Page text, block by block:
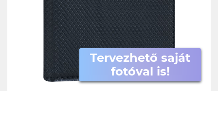
Tervezhető saját
fotóval is!